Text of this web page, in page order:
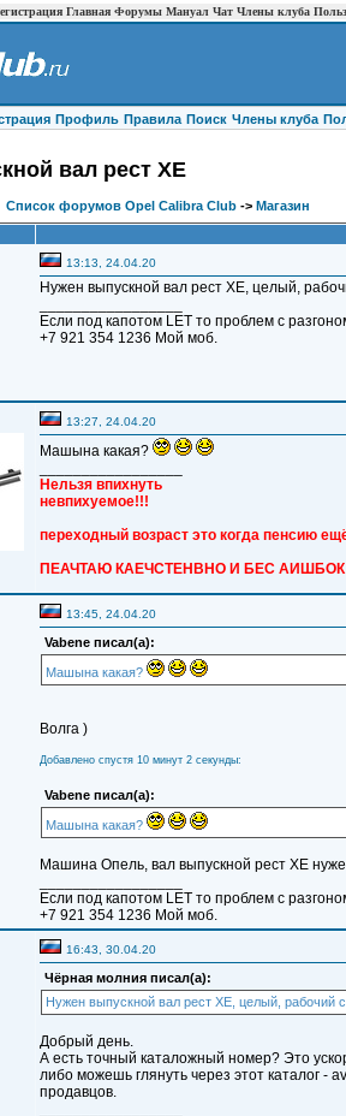
Главная Форумы Мануал Чат Члены клуба
Профиль Правила Поиск Члены клуба
вал рест ХЕ
Список форумов Opel Calibra Club-> Магазин
13:13, 24.04.20
Нужен выпускной вал рест ХЕ, целый,
Если под капотом LET то проблем с
+7 921 354 1236 Мой моб.
13:27, 24.04.20
Машына какая?
Нельзя впихнуть
невпихуемое!!!
переходный возраст это когда пенсию
ПЕАЧТАЮ КАЕЧСТЕНВНО И БЕС
13:45, 24.04.20
Vabene писал(а):
Машына какая?
Волга )
Добавлено спустя 10 минут 2 секунды:
Vabene писал(а):
Машына какая?
Машина Опель, вал выпускной рест ХЕ
Если под капотом LET то проблем с
+7 921 354 1236 Мой моб.
16:43, 30.04.20
Чёрная молния писал(а):
Нужен выпускной вал рест ХЕ, целый, рабочий
Добрый день.
А есть точный каталожный номер? Это
либо можешь глянуть через этот каталог -
продавцов.